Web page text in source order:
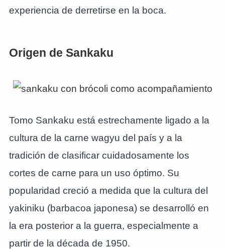
experiencia de derretirse en la boca.
Origen de Sankaku
Tomo Sankaku está estrechamente ligado a la
cultura de la carne wagyu del país y a la
tradición de clasificar cuidadosamente los
cortes de carne para un uso óptimo. Su
popularidad creció a medida que la cultura del
yakiniku (barbacoa japonesa) se desarrolló en
la era posterior a la guerra, especialmente a
partir de la década de 1950.